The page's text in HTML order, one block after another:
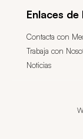
Enlaces
Contacta con
Trabaja con
Noticias